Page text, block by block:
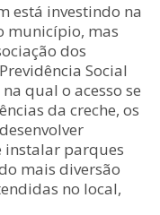
está investindo na
município, mas
dos
Social
qual o acesso se
da creche, os
instalar parques
mais diversão
no local,